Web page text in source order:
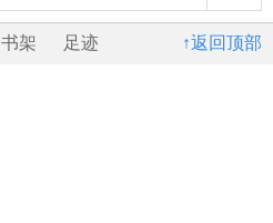
↑返回顶部
书架 足迹